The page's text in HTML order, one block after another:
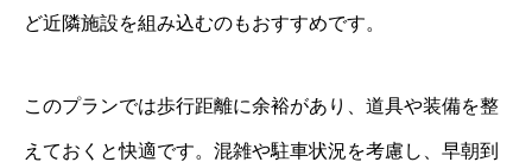
ど近隣施設を組み込むのもおすすめです。
このプランでは歩行距離に余裕があり、道具や装備を整
えておくと快適です。混雑や駐車状況を考慮し、早朝到